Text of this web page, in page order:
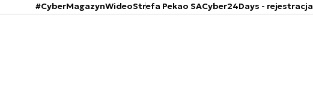
#CyberMagazynWideoStrefa Pekao SACyber24Days - rejestracja